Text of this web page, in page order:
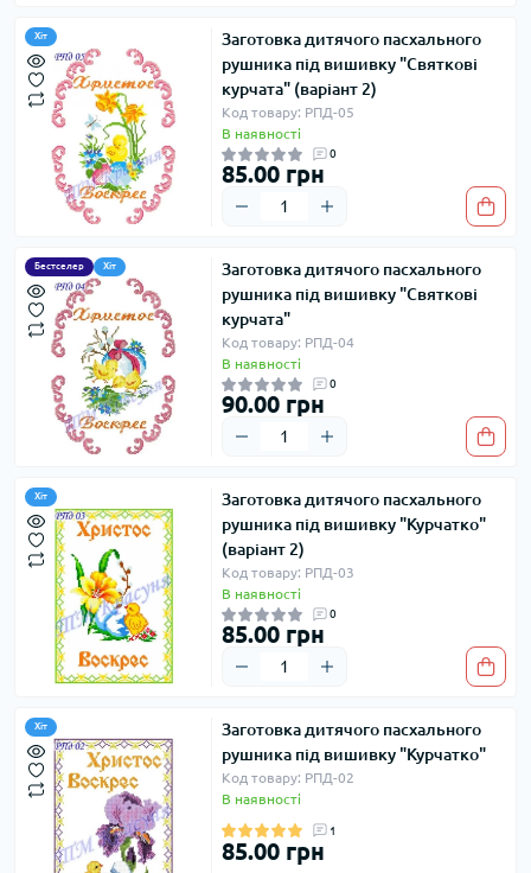
Хіт
Заготовка дитячого пасхального
рушника під вишивку "Святкові
курчата" (варіант 2)
Код товару: РПД-05
В наявності
0
85.00 грн
Бестселер Хіт
Заготовка дитячого пасхального
рушника під вишивку "Святкові
курчата"
Код товару: РПД-04
В наявності
0
90.00 грн
Хіт
Заготовка дитячого пасхального
рушника під вишивку "Курчатко"
(варіант 2)
Код товару: РПД-03
В наявності
0
85.00 грн
Хіт
Заготовка дитячого пасхального
рушника під вишивку "Курчатко"
Код товару: РПД-02
В наявності
1
85.00 грн